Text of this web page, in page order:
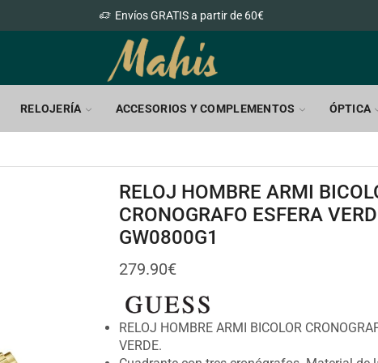
Envíos GRATIS a partir de 60€
RELOJERÍA ACCESORIOS Y COMPLEMENTOS ÓPTICA
RELOJ HOMBRE ARMI
CRONOGRAFO ESFERA
GW0800G1
279.90€
RELOJ HOMBRE ARMI BICOLOR
VERDE.